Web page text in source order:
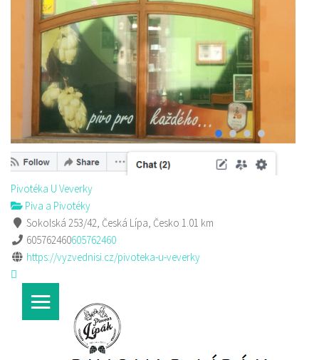
Pivotéka U Veverky
Piva a Pivotéky
Sokolská 253/42, Česká Lípa, Česko 1.01 km
605762460605762460
https://vyzvednisi.cz/pivoteka-u-veverky